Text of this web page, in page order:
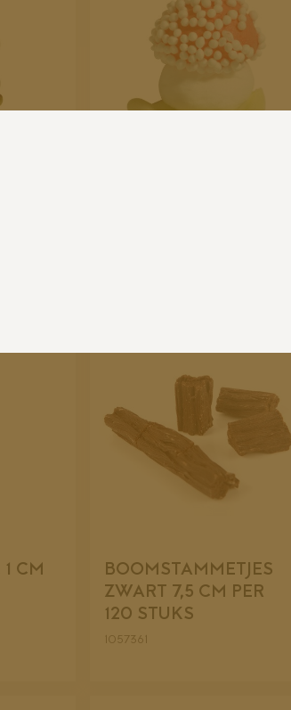
CM
BOOMSTAMMETJES
ZWART 7,5 CM PER
120 STUKS
1057361